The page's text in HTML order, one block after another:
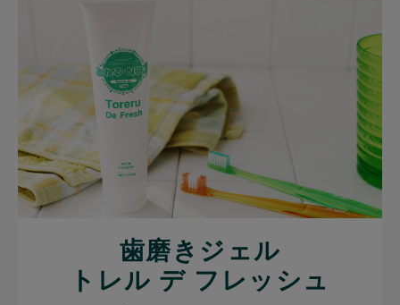
歯磨きジェル
トレル デ フレッシュ